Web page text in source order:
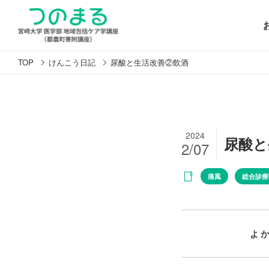
TOP けんこう日記 尿酸と生活改善②飲酒
尿酸
2024
2/07
痛風 総合診
よ